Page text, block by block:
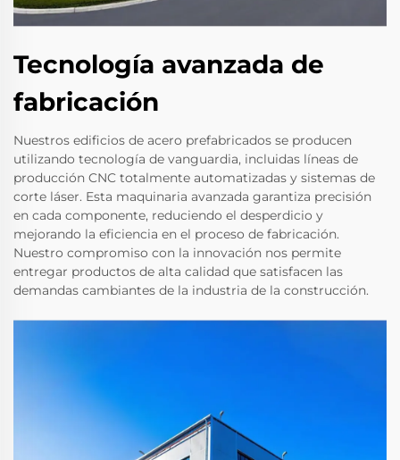
Tecnología avanzada de
fabricación
Nuestros edificios de acero prefabricados se producen
utilizando tecnología de vanguardia, incluidas líneas de
producción CNC totalmente automatizadas y sistemas de
corte láser. Esta maquinaria avanzada garantiza precisión
en cada componente, reduciendo el desperdicio y
mejorando la eficiencia en el proceso de fabricación.
Nuestro compromiso con la innovación nos permite
entregar productos de alta calidad que satisfacen las
demandas cambiantes de la industria de la construcción.